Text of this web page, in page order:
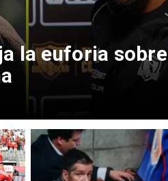
la euforia sobre